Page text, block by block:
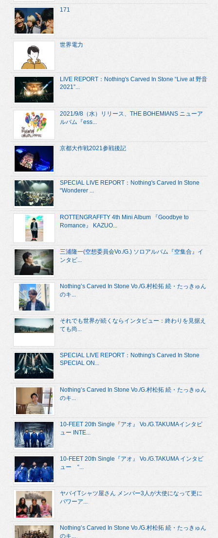
171
世界電力
LIVE REPORT：Nothing's Carved In Stone “Live at 野音
2021”...
2021/9/8（水）リリース、THE BOHEMIANS ニューア
ルバム『ess...
京都大作戦2021参戦後記
SPECIAL LIVE REPORT：Nothing's Carved In Stone
“Wonderer ...
ROTTENGRAFFTY 4th Mini Album 『Goodbye to
Romance』 KAZUO...
三浦隆一(空想委員会Vo./G.) ソロアルバム『空集合』イ
ンタビ...
Nothing’s Carved In Stone Vo./G.村松拓 続・たっきゅん
のキ...
それでも世界が続くならインタビュー：終わりを見据え
ても尚...
SPECIAL LIVE REPORT：Nothing's Carved In Stone
SPECIAL ON...
Nothing’s Carved In Stone Vo./G.村松拓 続・たっきゅん
のキ...
10-FEET 20th Single『アオ』 Vo./G.TAKUMAインタビ
ュー INTE...
10-FEET 20th Single『アオ』 Vo./G.TAKUMA インタビ
ュー “...
ヤバイTシャツ屋さん メンバー3人が大使になって更に
パワーア...
Nothing’s Carved In Stone Vo./G.村松拓 続・たっきゅん
のキ...